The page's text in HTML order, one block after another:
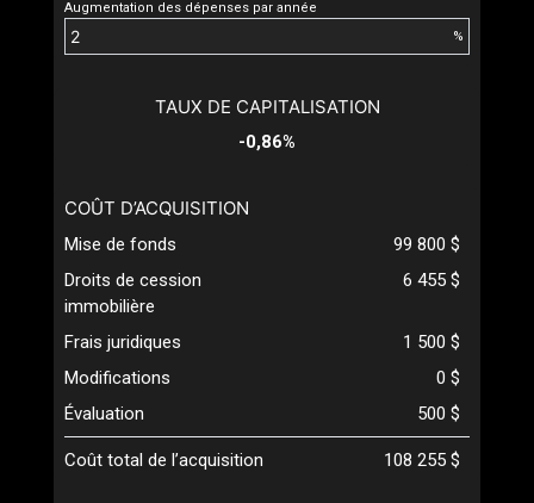
Augmentation des dépenses par année
%
TAUX DE CAPITALISATION
-0,86%
COÛT D’ACQUISITION
Mise de fonds
99 800 $
Droits de cession
immobilière
6 455 $
Frais juridiques
1 500 $
Modifications
0 $
Évaluation
500 $
Coût total de l’acquisition 108 255 $